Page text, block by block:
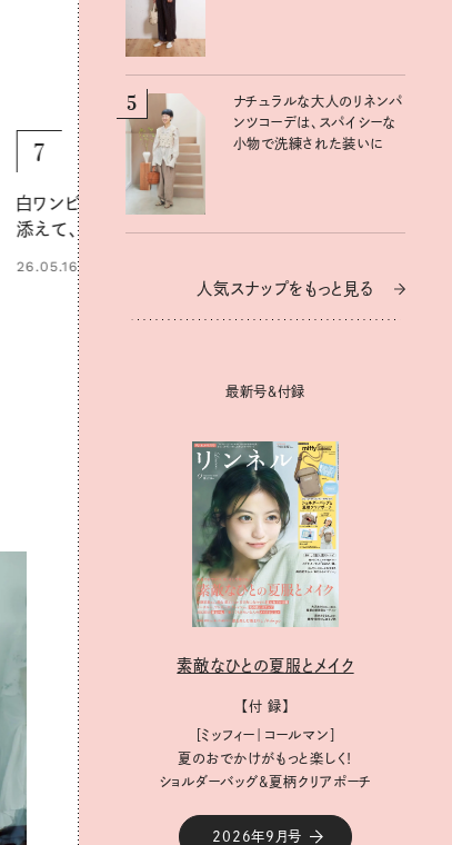
白ワンピース×デニムパンツに赤を
添えて、愛らしさをひとさじ
26.05.16
8
リネンパンツ
26.03.07
5
ナチュラルな大人のリネンパ
ンツコーデは、スパイシーな
小物で洗練された装いに
人気スナップをもっと見る
最新号＆付録
素敵なひとの夏服とメイク
【付 録】
［ミッフィー｜コールマン］
夏のおでかけがもっと楽しく！
ショルダーバッグ&夏柄クリアポーチ
2026年9月号
5
ナチュラルな大人のリネンパ
ンツコーデは、スパイシーな
小物で洗練された装いに
人気スナップをもっと見る
最新号＆付録
素敵なひとの夏服とメイク
【付 録】
［ミッフィー｜コールマン］
夏のおでかけがもっと楽しく！
ショルダーバッグ&夏柄クリアポーチ
2026年9月号